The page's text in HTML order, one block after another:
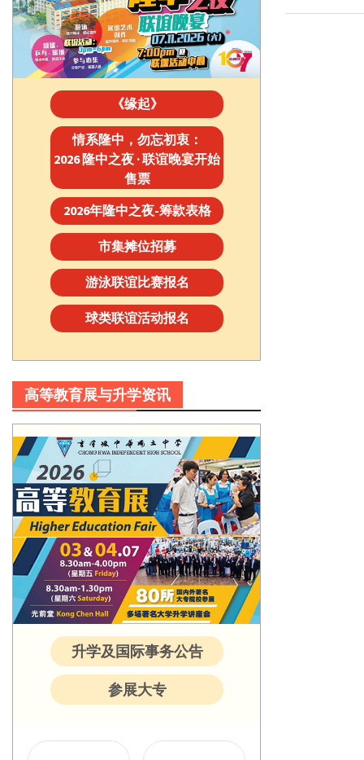
《缘起》
情系隆中，勿忘初衷：
2026 隆中之夜 · 联谊晚宴开始
售票
2026年隆中之夜-筹款表格
市集摊位招募
游泳联谊比赛报名
球类联谊活动报名
高等教育展与升学资讯
升学及国际事务公告
参展大专